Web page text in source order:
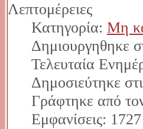
Λεπτομέρειες
Κατηγορία: Μη
Δημιουργηθηκε
Τελευταία
Δημοσιεύτηκε
Γράφτηκε από
Εμφανίσεις: 1727